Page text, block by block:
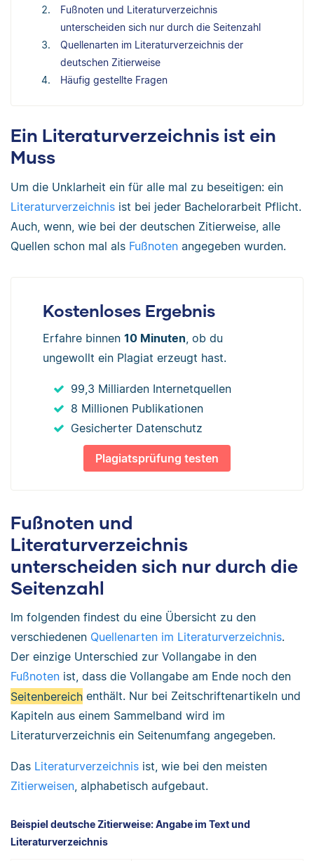
Fußnoten und Literaturverzeichnis
unterscheiden sich nur durch die Seitenzahl
Quellenarten im Literaturverzeichnis der
deutschen Zitierweise
Häufig gestellte Fragen
Ein Literaturverzeichnis ist ein
Muss
Um die Unklarheit ein für alle mal zu beseitigen: ein
Literaturverzeichnis ist bei jeder Bachelorarbeit Pflicht.
Auch, wenn, wie bei der deutschen Zitierweise, alle
Quellen schon mal als Fußnoten angegeben wurden.
Kostenloses Ergebnis
Erfahre binnen 10 Minuten , ob du
ungewollt ein Plagiat erzeugt hast.
99,3 Milliarden Internetquellen
8 Millionen Publikationen
Gesicherter Datenschutz
Plagiatsprüfung testen
Fußnoten und
Literaturverzeichnis
unterscheiden sich nur durch die
Seitenzahl
Im folgenden findest du eine Übersicht zu den
verschiedenen Quellenarten im Literaturverzeichnis.
Der einzige Unterschied zur Vollangabe in den
Fußnoten ist, dass die Vollangabe am Ende noch den
Seitenbereich enthält. Nur bei Zeitschriftenartikeln und
Kapiteln aus einem Sammelband wird im
Literaturverzeichnis ein Seitenumfang angegeben.
Das Literaturverzeichnis ist, wie bei den meisten
Zitierweisen, alphabetisch aufgebaut.
Beispiel deutsche Zitierweise: Angabe im Text und
Literaturverzeichnis